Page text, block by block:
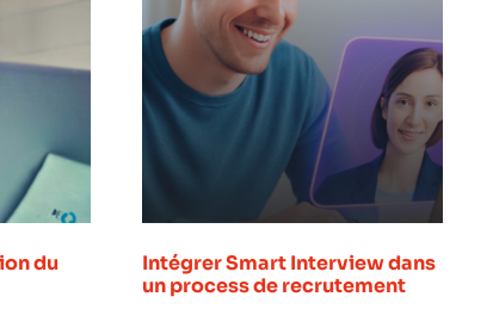
du
Intégrer Smart Interview dans
un process de recrutement